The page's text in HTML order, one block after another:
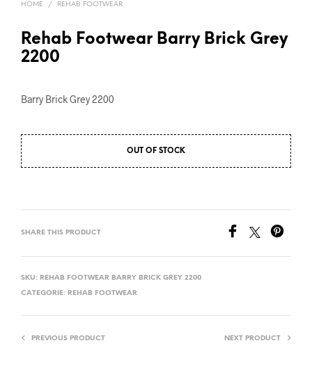
HOME / REHAB FOOTWEAR
Rehab Footwear Barry Brick Grey
2200
Barry Brick Grey 2200
OUT OF STOCK
SHARE THIS PRODUCT
SKU: REHAB FOOTWEAR BARRY BRICK GREY 2200
CATEGORIE: REHAB FOOTWEAR
PREVIOUS PRODUCT NEXT PRODUCT